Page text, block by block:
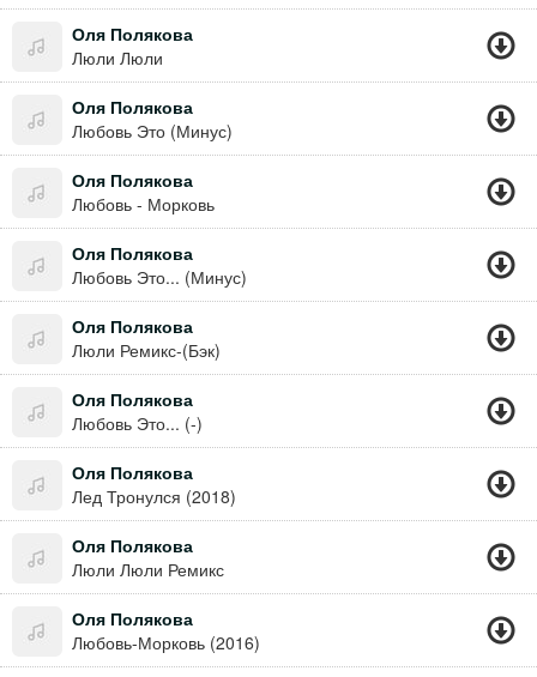
Оля Полякова
Люли Люли
Оля Полякова
Любовь Это (Минус)
Оля Полякова
Любовь - Морковь
Оля Полякова
Любовь Это... (Минус)
Оля Полякова
Люли Ремикс-(Бэк)
Оля Полякова
Любовь Это... (-)
Оля Полякова
Лед Тронулся (2018)
Оля Полякова
Люли Люли Ремикс
Оля Полякова
Любовь-Морковь (2016)